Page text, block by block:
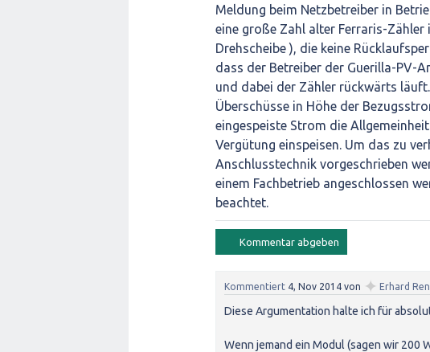
Meldung beim Netzbetreiber in
eine große Zahl alter Ferraris-
Drehscheibe ), die keine
dass der Betreiber der Guerilla-PV-
und dabei der Zähler rückwärts
Überschüsse in Höhe der
eingespeiste Strom die
Vergütung einspeisen. Um das zu
Anschlusstechnik vorgeschrieben
einem Fachbetrieb angeschlossen
beachtet.
Kommentiert 4, Nov 2014 von ✦ Erhard
Diese Argumentation halte ich für
Wenn jemand ein Modul (sagen wir 200